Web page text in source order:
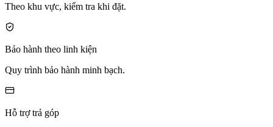
Theo khu vực, kiểm tra khi đặt.
Bảo hành theo linh kiện
Quy trình bảo hành minh bạch.
Hỗ trợ trả góp